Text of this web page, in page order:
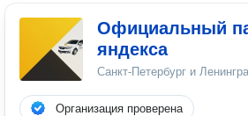
Официальный
яндекса
Санкт-Петербург и
Организация проверена